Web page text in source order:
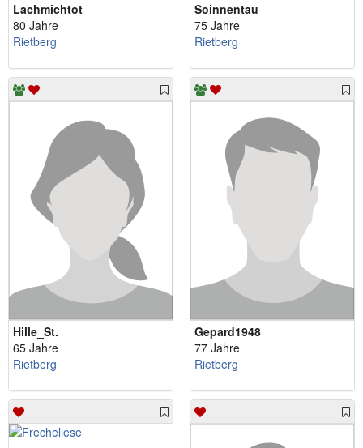
Lachmichtot
80 Jahre
Rietberg
Soinnentau
75 Jahre
Rietberg
Hille_St.
65 Jahre
Rietberg
Gepard1948
77 Jahre
Rietberg